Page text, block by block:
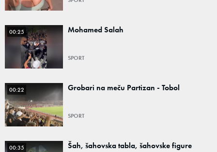
00:25 Mohamed Salah
SPORT
00:22 Grobari na meču Partizan - Tobol
SPORT
00:35 Šah, šahovska tabla, šahovske figure